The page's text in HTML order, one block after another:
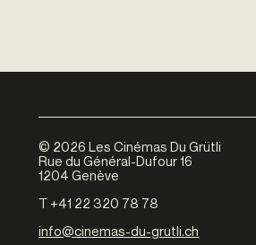
© 2026 Les Cinémas Du Grütli
Rue du Général-Dufour 16
1204 Genève
T +41 22 320 78 78
info@cinemas-du-grutli.ch